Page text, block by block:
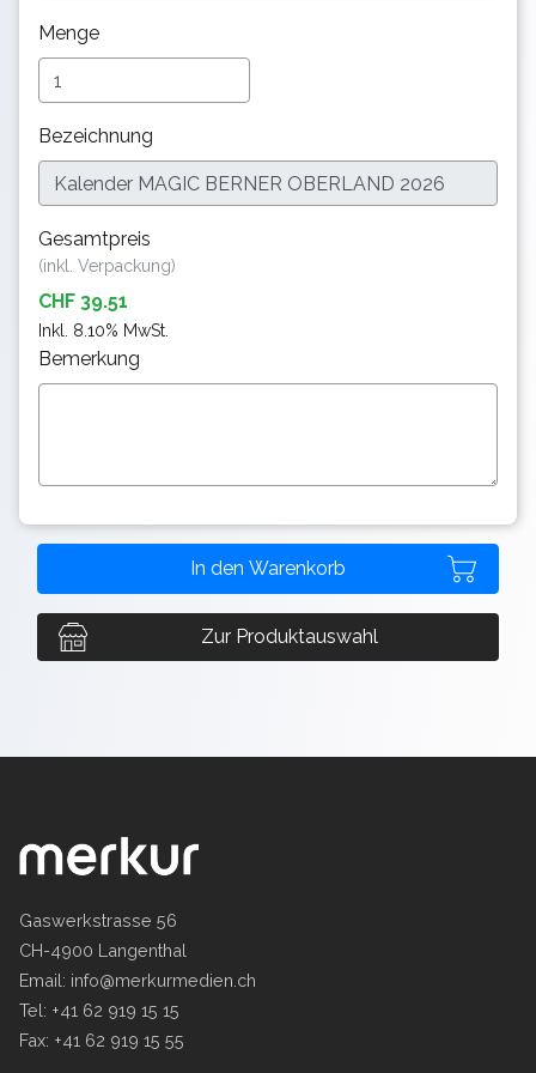
Menge
Bezeichnung
Gesamtpreis
(inkl. Verpackung)
CHF 39.51
Inkl. 8.10% MwSt.
Bemerkung
Zur Produktauswahl
Gaswerkstrasse 56
CH-4900 Langenthal
Email: info@merkurmedien.ch
Tel: +41 62 919 15 15
Fax: +41 62 919 15 55